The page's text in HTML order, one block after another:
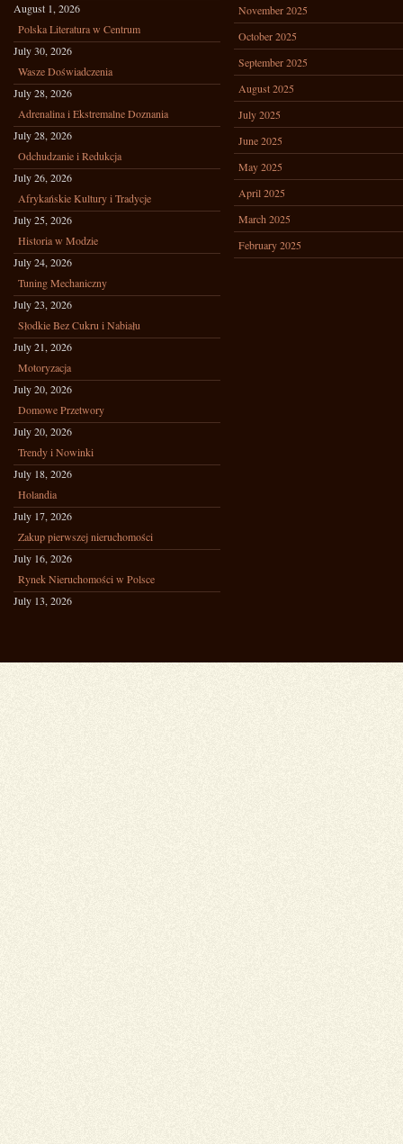
August 1, 2026
Polska Literatura w Centrum
July 30, 2026
Wasze Doświadczenia
July 28, 2026
Adrenalina i Ekstremalne Doznania
July 28, 2026
Odchudzanie i Redukcja
July 26, 2026
Afrykańskie Kultury i Tradycje
July 25, 2026
Historia w Modzie
July 24, 2026
Tuning Mechaniczny
July 23, 2026
Słodkie Bez Cukru i Nabiału
July 21, 2026
Motoryzacja
July 20, 2026
Domowe Przetwory
July 20, 2026
Trendy i Nowinki
July 18, 2026
Holandia
July 17, 2026
Zakup pierwszej nieruchomości
July 16, 2026
Rynek Nieruchomości w Polsce
July 13, 2026
November 2025
October 2025
September 2025
August 2025
July 2025
June 2025
May 2025
April 2025
March 2025
February 2025